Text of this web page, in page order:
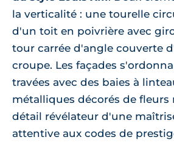
la verticalité : une tourelle
d'un toit en poivrière avec
tour carrée d'angle couverte
croupe. Les façades
travées avec des baies à
métalliques décorés de fleurs
détail révélateur d'une
attentive aux codes de